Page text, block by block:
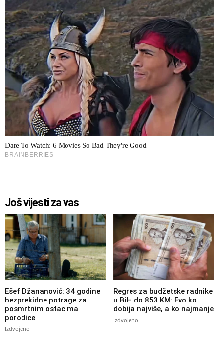
Još vijesti za vas
Ešef Džananović: 34 godine
bezprekidne potrage za
posmrtnim ostacima
porodice
Izdvojeno
Regres za budžetske radnike
u BiH do 853 KM: Evo ko
dobija najviše, a ko najmanje
Izdvojeno